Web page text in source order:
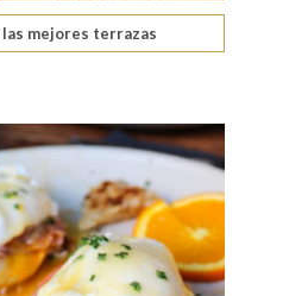
las mejores terrazas